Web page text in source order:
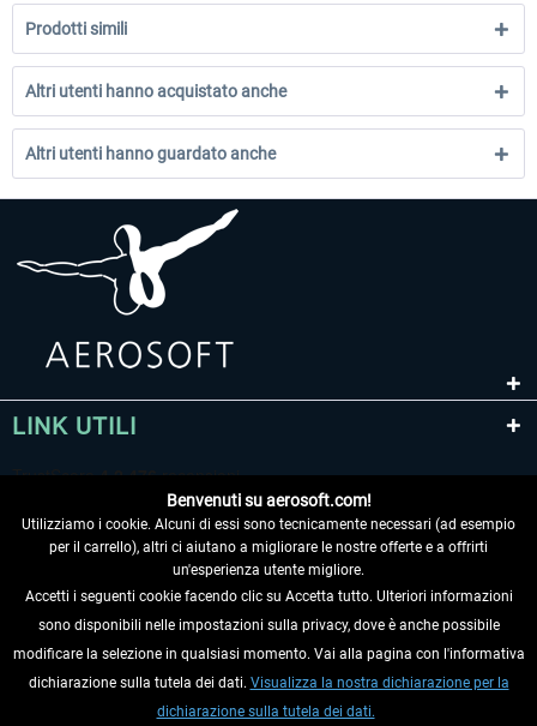
Prodotti simili
Altri utenti hanno acquistato anche
Altri utenti hanno guardato anche
LINK UTILI
RECEDERE DAL CONTRATTO
INFORMAZIONI
Benvenuti su aerosoft.com!
Utilizziamo i cookie. Alcuni di essi sono tecnicamente necessari (ad esempio
per il carrello), altri ci aiutano a migliorare le nostre offerte e a offrirti
un'esperienza utente migliore.
Accetti i seguenti cookie facendo clic su Accetta tutto. Ulteriori informazioni
sono disponibili nelle impostazioni sulla privacy, dove è anche possibile
modificare la selezione in qualsiasi momento. Vai alla pagina con l'informativa
dichiarazione sulla tutela dei dati. Visualizza la nostra dichiarazione per la
dichiarazione sulla tutela dei dati.